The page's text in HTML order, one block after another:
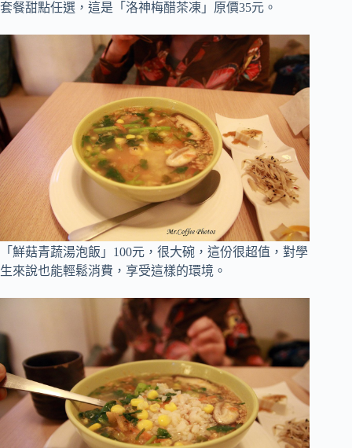
套餐甜點任選，這是「洛神梅醋茶凍」原價35元 。
「鮮菇青蔬湯泡飯」100元 ， 很大碗，這份很超值，對學
生來說也能輕鬆消費，享受這樣的環境 。